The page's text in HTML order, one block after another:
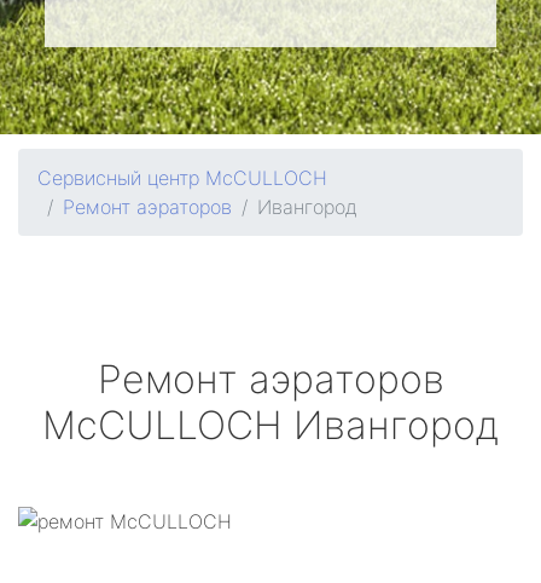
Сервисный центр McCULLOCH
Ремонт аэраторов
Ивангород
Ремонт аэраторов
McCULLOCH Ивангород